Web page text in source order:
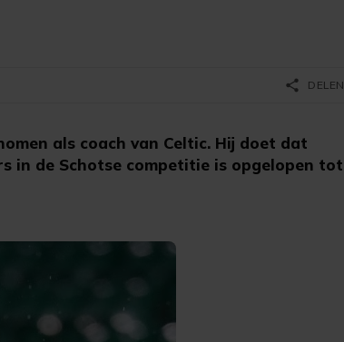
als coach van Celtic. Hij doet dat
in de Schotse competitie is opgelopen tot
share DELEN